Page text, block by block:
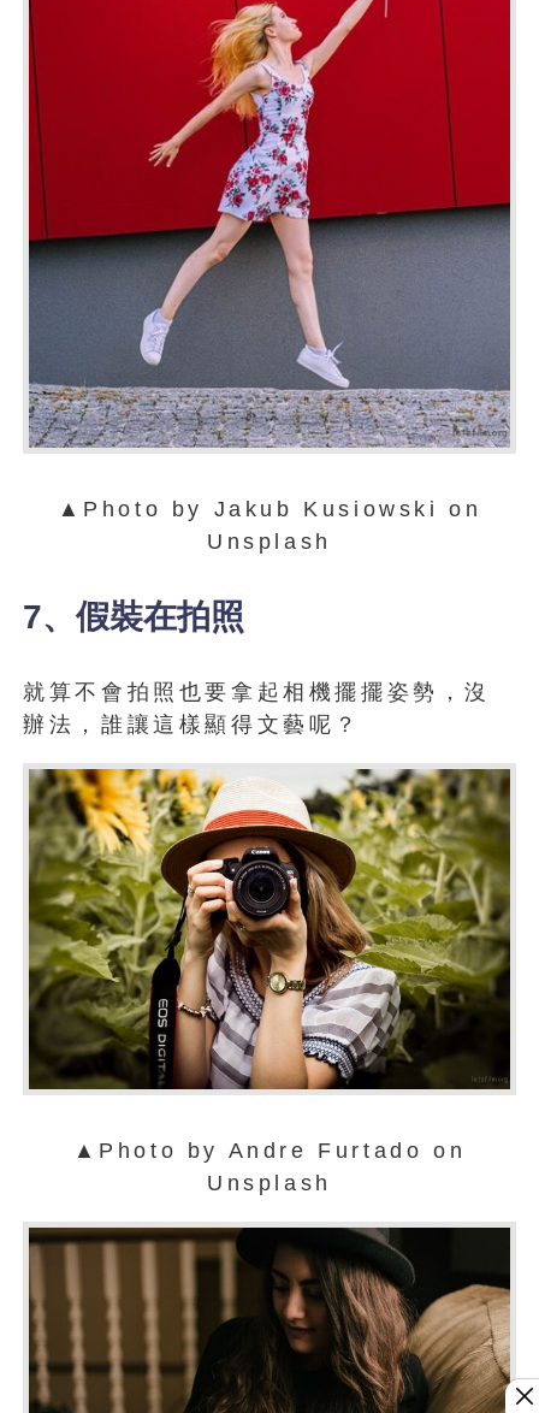
▲Photo by Jakub Kusiowski on
Unsplash
7、假裝在拍照
就算不會拍照也要拿起相機擺擺姿勢，沒
辦法，誰讓這樣顯得文藝呢？
▲Photo by Andre Furtado on
Unsplash